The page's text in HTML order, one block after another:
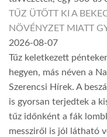
TŰZ ÜTÖTT KI A
NÖVÉNYZET MIATT
2026-08-07
Tűz keletkezett
hegyen, más néven a
Szerencsi Hírek. A
is gyorsan terjedtek a
tűz időnként a fák
messziről is jól látható